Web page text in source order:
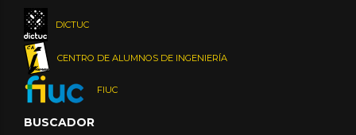
DICTUC
CENTRO DE ALUMNOS DE INGENIERÍA
FIUC
BUSCADOR